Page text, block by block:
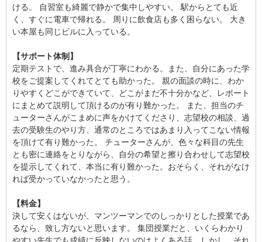
ける。 自習室も綺麗で静かで集中しやすい。 駅からとても近
く、すぐに電車で帰れる。 周りに飲食店も多く困らない。 大き
い本屋も同じビルに入っている。
【サポート体制】
定期テストで、進み具合が丁寧にわかる。また、自分にあった学
校をご提案してくれてとても助かった。 親の面談の時に、わか
りやすくどこができていて、どこがまだ不十分かなど、レポート
にまとめて説明して頂けるのが有り難かった。 また、担当のチ
ューターさんがこまめに声をかけてくださり、志望校の相談、過
去の受験生のやり方、通常のところではあまり入ってこない情報
を頂けて有り難かった。 チューターさんが、色々な科目の先生
とも密に連絡をとりながら、自分の希望と擦り合わせして志望校
を提示してくれて、本当に有り難かった。おそらく、それがなけ
れば受かっていなかったと思う。
【料金】
決して安くはないが、マンツーマンでのしっかりとした授業であ
るなら、致し方ないと思います。 集団授業だと、いくらわかり